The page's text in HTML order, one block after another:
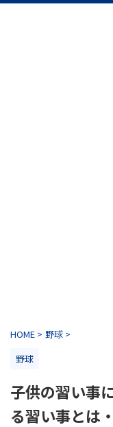
HOME > 野球 >
野球
子供の習い事
る習い事とは